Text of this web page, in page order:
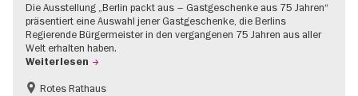
Die Ausstellung „Berlin packt aus – Gastgeschenke aus 75 Jahren“
präsentiert eine Auswahl jener Gastgeschenke, die Berlins
Regierende Bürgermeister in den vergangenen 75 Jahren aus aller
Welt erhalten haben.
Weiterlesen
Geschichte
Rotes Rathaus